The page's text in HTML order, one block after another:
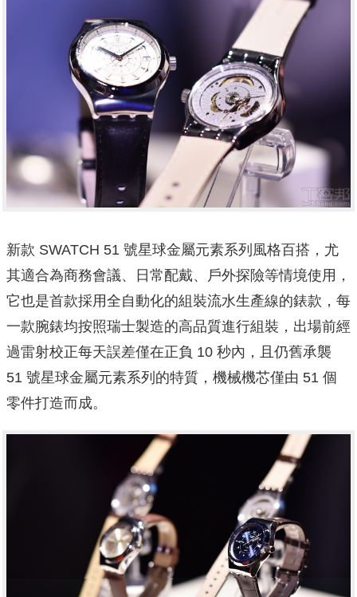
新款 SWATCH 51 號星球金屬元素系列風格百搭，尤
其適合為商務會議、日常配戴、戶外探險等情境使用，
它也是首款採用全自動化的組裝流水生產線的錶款，每
一款腕錶均按照瑞士製造的高品質進行組裝，出場前經
過雷射校正每天誤差僅在正負 10 秒內，且仍舊承襲
51 號星球金屬元素系列的特質，機械機芯僅由 51 個
零件打造而成。